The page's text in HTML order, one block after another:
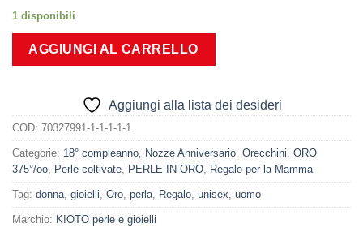
1 disponibili
AGGIUNGI AL CARRELLO
Aggiungi alla lista dei desideri
COD: 70327991-1-1-1-1-1
Categorie: 18° compleanno, Nozze Anniversario, Orecchini, ORO
375°/oo, Perle coltivate, PERLE IN ORO, Regalo per la Mamma
Tag: donna, gioielli, Oro, perla, Regalo, unisex, uomo
Marchio: KIOTO perle e gioielli